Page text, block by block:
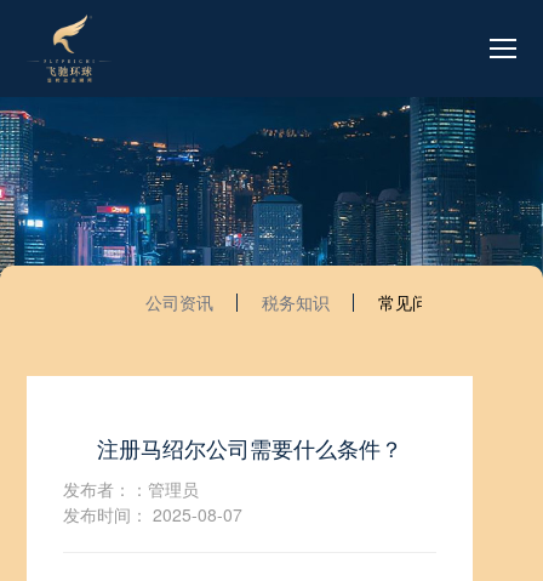
公司资讯 税务知识 常见问题
注册马绍尔公司需要什么条件？
发布者：：管理员
发布时间： 2025-08-07